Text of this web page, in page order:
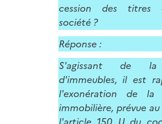
cession des titres
société ?
Réponse :
S'agissant de la
d'immeubles, il est
l'exonération de la
immobilière, prévue au